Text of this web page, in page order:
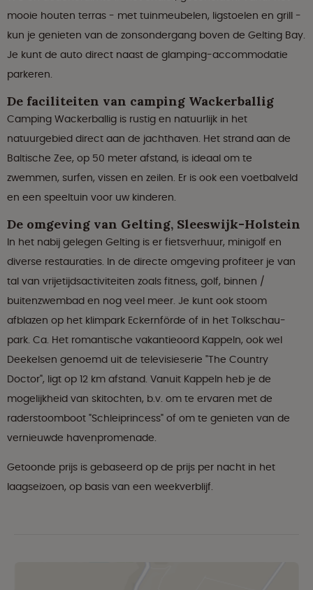
mooie houten terras - met tuinmeubelen, ligstoelen en grill -
kun je genieten van de zonsondergang boven de Gelting Bay.
Je kunt de auto direct naast de glamping-accommodatie
parkeren.
De faciliteiten van camping Wackerballig
Camping Wackerballig is rustig en natuurlijk in het
natuurgebied direct aan de jachthaven. Het strand aan de
Baltische Zee, op 50 meter afstand, is ideaal om te
zwemmen, surfen, vissen en zeilen. Er is ook een voetbalveld
en een speeltuin voor uw kinderen.
De omgeving van Gelting, Sleeswijk-Holstein
In het nabij gelegen Gelting is er fietsverhuur, minigolf en
diverse restauraties. In de directe omgeving profiteer je van
tal van vrijetijdsactiviteiten zoals fitness, golf, binnen /
buitenzwembad en nog veel meer. Je kunt ook stoom
afblazen op het klimpark Eckernförde of in het Tolkschau-
park. Ca. Het romantische vakantieoord Kappeln, ook wel
Deekelsen genoemd uit de televisieserie "The Country
Doctor", ligt op 12 km afstand. Vanuit Kappeln heb je de
mogelijkheid van skitochten, b.v. om te ervaren met de
raderstoomboot "Schleiprincess" of om te genieten van de
vernieuwde havenpromenade.
Getoonde prijs is gebaseerd op de prijs per nacht in het
laagseizoen, op basis van een weekverblijf.